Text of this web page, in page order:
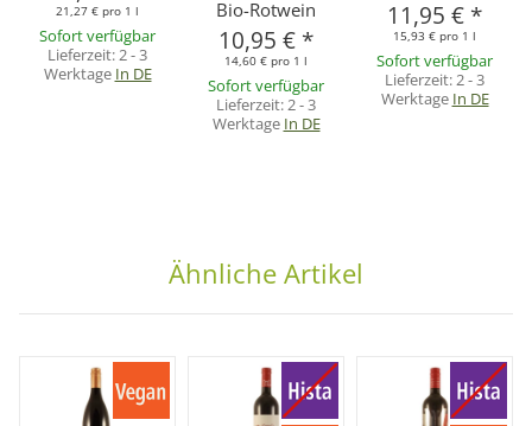
21,27 € pro 1 l
Sofort verfügbar
Lieferzeit: 2 - 3
Werktage In DE
Bio-Rotwein
10,95 € *
14,60 € pro 1 l
Sofort verfügbar
Lieferzeit: 2 - 3
Werktage In DE
11,95 € *
15,93 € pro 1 l
Sofort verfügbar
Lieferzeit: 2 - 3
Werktage In DE
Ähnliche Artikel